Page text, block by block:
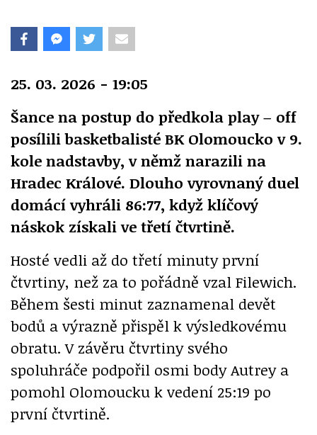
25. 03. 2026 - 19:05
Šance na postup do předkola play – off
posílili basketbalisté BK Olomoucko v 9.
kole nadstavby, v němž narazili na
Hradec Králové. Dlouho vyrovnaný duel
domácí vyhráli 86:77, když klíčový
náskok získali ve třetí čtvrtině.
Hosté vedli až do třetí minuty první
čtvrtiny, než za to pořádně vzal Filewich.
Během šesti minut zaznamenal devět
bodů a výrazně přispěl k výsledkovému
obratu. V závěru čtvrtiny svého
spoluhráče podpořil osmi body Autrey a
pomohl Olomoucku k vedení 25:19 po
první čtvrtině.